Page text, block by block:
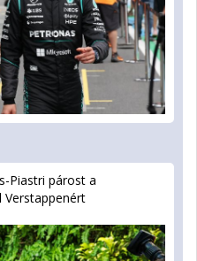
Piastri párost a
Verstappenért